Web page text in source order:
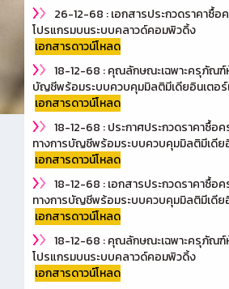
26-12-68 : เอกสารประกวดราคาซื้
โปรแกรมบนระบบคลาวด์คอมพิวดิ้ง
เอกสารดาวน์โหลด
18-12-68 : คุณลักษณะเฉพาะครุภัณฑ์
บัญชีพร้อมระบบควบคุมมิลติมีเดียอินเตอ
เอกสารดาวน์โหลด
18-12-68 : ประกาศประกวดราคาซื้
ทางการบัญชีพร้อมระบบควบคุมมิลติมีเดี
เอกสารดาวน์โหลด
18-12-68 : เอกสารประกวดราคาซื้
ทางการบัญชีพร้อมระบบควบคุมมิลติมีเดี
เอกสารดาวน์โหลด
18-12-68 : คุณลักษณะเฉพาะครุภัณ
โปรแกรมบนระบบคลาวด์คอมพิวดิ้ง
เอกสารดาวน์โหลด